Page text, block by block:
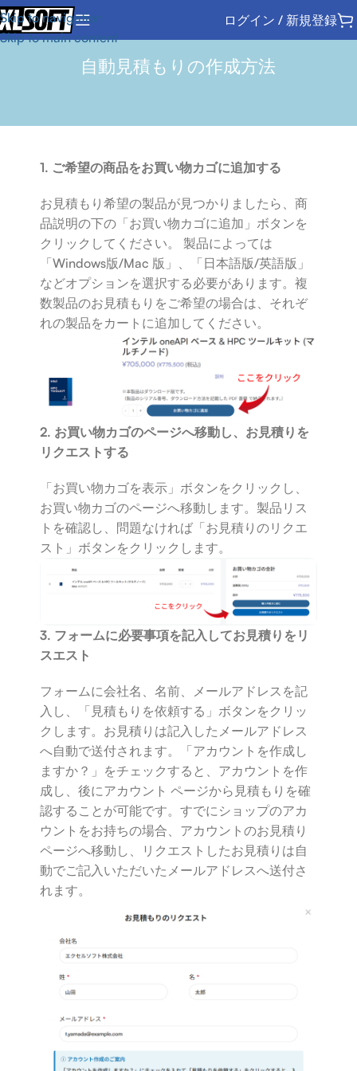
Skip to navigation
Skip to main content
ログイン / 新規登録
自動見積もりの作成方法
1. ご希望の商品をお買い物カゴに追加する
お見積もり希望の製品が見つかりましたら、商
品説明の下の「お買い物カゴに追加」ボタンを
クリックしてください。 製品によっては
「Windows版/Mac 版」、「日本語版/英語版」
などオプションを選択する必要があります。複
数製品のお見積もりをご希望の場合は、それぞ
れの製品をカートに追加してください。
2. お買い物カゴのページへ移動し、お見積りを
リクエストする
「お買い物カゴを表示」ボタンをクリックし、
お買い物カゴのページへ移動します。製品リス
トを確認し、問題なければ「お見積りのリクエ
スト」ボタンをクリックします。
3. フォームに必要事項を記入してお見積りをリ
スエスト
フォームに会社名、名前、メールアドレスを記
入し、「見積もりを依頼する」ボタンをクリッ
クします。お見積りは記入したメールアドレス
へ自動で送付されます。「アカウントを作成し
ますか？」をチェックすると、アカウントを作
成し、後にアカウント ページから見積もりを確
認することが可能です。すでにショップのアカ
ウントをお持ちの場合、アカウントのお見積り
ページへ移動し、リクエストしたお見積りは自
動でご記入いただいたメールアドレスへ送付さ
れます。